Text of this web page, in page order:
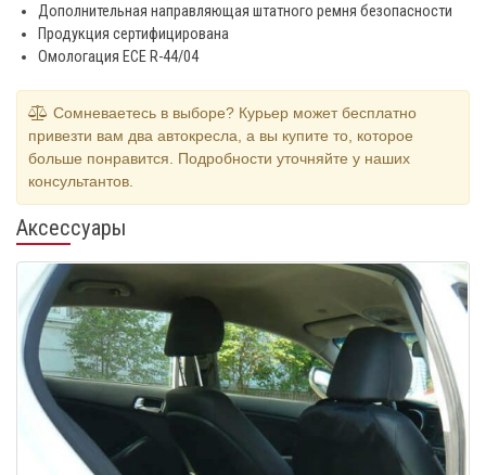
Дополнительная направляющая штатного ремня безопасности
Продукция сертифицирована
Омологация ECE R-44/04
Сомневаетесь в выборе? Курьер может бесплатно
привезти вам два автокресла, а вы купите то, которое
больше понравится. Подробности уточняйте у наших
консультантов.
Аксессуары